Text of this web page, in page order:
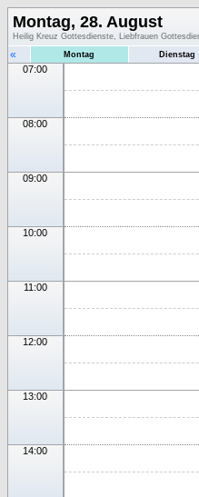
Montag, 28. August
Heilig Kreuz Gottesdienste, Liebfrauen
« Montag Dienstag
07:00
08:00
09:00
10:00
11:00
12:00
13:00
14:00